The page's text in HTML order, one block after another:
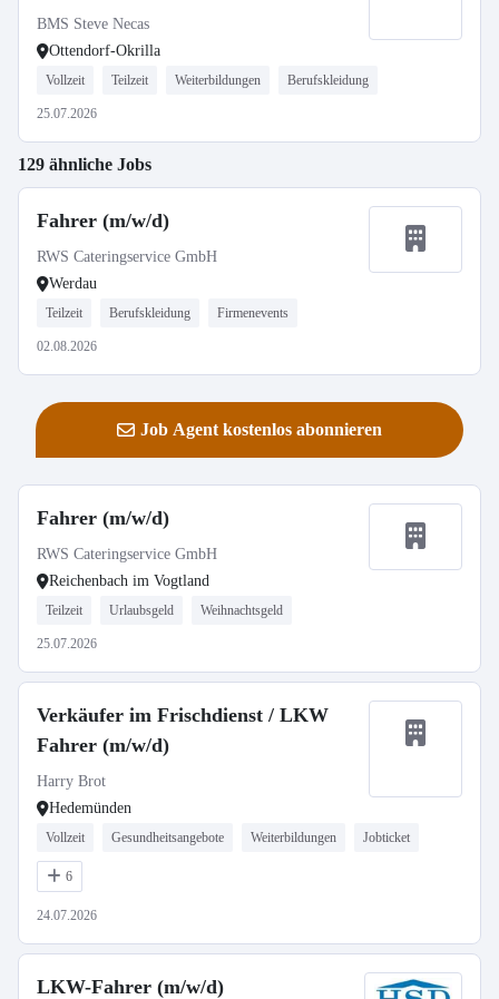
BMS Steve Necas
Ottendorf-Okrilla
Vollzeit Teilzeit Weiterbildungen Berufskleidung
25.07.2026
129 ähnliche Jobs
Fahrer (m/w/d)
RWS Cateringservice GmbH
Werdau
Teilzeit Berufskleidung Firmenevents
02.08.2026
Job Agent kostenlos abonnieren
Fahrer (m/w/d)
RWS Cateringservice GmbH
Reichenbach im Vogtland
Teilzeit Urlaubsgeld Weihnachtsgeld
25.07.2026
Verkäufer im Frischdienst / LKW
Fahrer (m/w/d)
Harry Brot
Hedemünden
Vollzeit Gesundheitsangebote Weiterbildungen Jobticket
6
24.07.2026
LKW-Fahrer (m/w/d)